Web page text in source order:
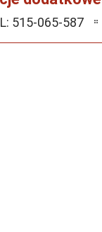
515-065-587